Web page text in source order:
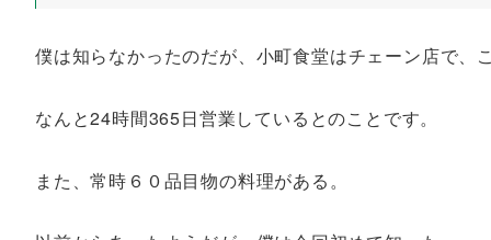
僕は知らなかったのだが、小町食堂はチェーン店で、
なんと24時間365日営業しているとのことです。
また、常時６０品目物の料理がある。